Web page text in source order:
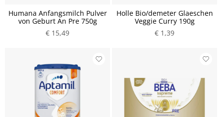
Humana Anfangsmilch Pulver
von Geburt An Pre 750g
€ 15,49
Holle Bio/demeter Glaeschen
Veggie Curry 190g
€ 1,39